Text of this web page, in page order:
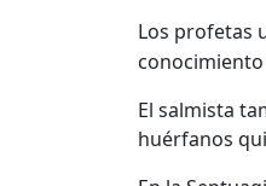
Los profetas
El salmista
huérfanos